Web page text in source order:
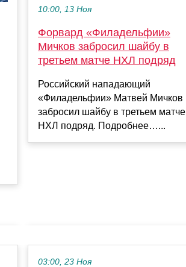
10:00, 13 Ноя
Форвард «Филадельфии»
Мичков забросил шайбу в
третьем матче НХЛ подряд
Российский нападающий
«Филадельфии» Матвей Мичков
забросил шайбу в третьем матче
НХЛ подряд. Подробнее…...
03:00, 23 Ноя